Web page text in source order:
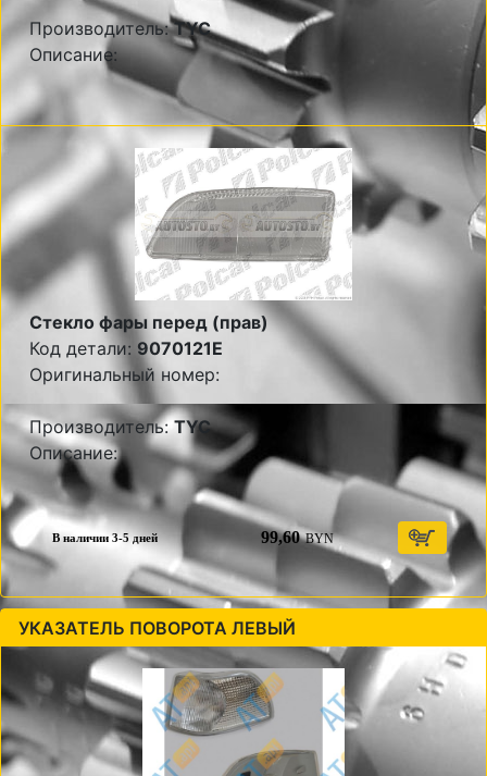
Производитель:TYC
Описание:
Стекло фары перед (прав)
Код детали: 9070121E
Оригинальный номер:
Производитель: TYC
Описание:
В наличии 3-5 дней 99,60 BYN
УКАЗАТЕЛЬ ПОВОРОТА ЛЕВЫЙ